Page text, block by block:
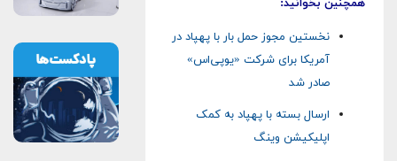
همچنین بخوانید:
نخستین مجوز حمل بار با پهپاد در
آمریکا برای شرکت «یو‌پی‌اس»
صادر شد
ارسال بسته با پهپاد به کمک
اپلیکیشن وینگ